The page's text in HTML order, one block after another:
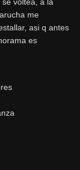
voltea, a la
me
asi q antes
es